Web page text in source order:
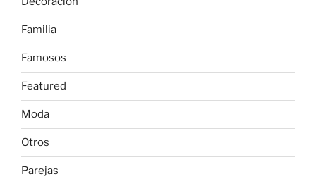
Familia
Famosos
Featured
Moda
Otros
Parejas